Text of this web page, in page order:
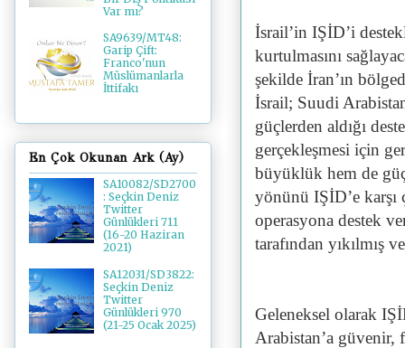
İsrail’in IŞİD’i
kurtulmasını
şekilde İran’ın
İsrail; Suudi
güçlerden aldığı
gerçekleşmesi için
büyüklük hem de
yönünü IŞİD’e
operasyona destek
tarafından yıkılmış
Geleneksel olarak
Arabistan’a güvenir,
Var mı?
SA9639/MT48:
Garip Çift:
Franco'nun
Müslümanlarla
İttifakı
En Çok Okunan Ark (Ay)
SA10082/SD2700
: Seçkin Deniz
Twitter
Günlükleri 711
(16-20 Haziran
2021)
SA12031/SD3822:
Seçkin Deniz
Twitter
Günlükleri 970
(21-25 Ocak 2025)